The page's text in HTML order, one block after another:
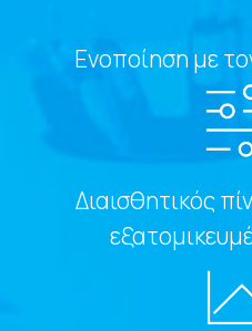
Ενοποίηση με
Διαισθητικός